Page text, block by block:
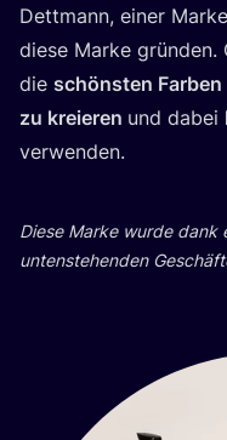
Dett­mann, einer
die­se Mar­ke grün­den.
die schöns­ten
zu kre­ieren und dabei
ver­wen­den.
Die­se Mar­ke wur­de dank
unten­ste­hen­den